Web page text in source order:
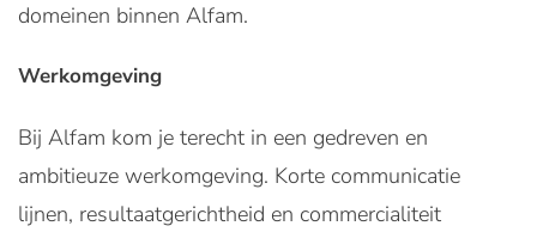
domeinen binnen Alfam.
Werkomgeving
Bij Alfam kom je terecht in een gedreven en
ambitieuze werkomgeving. Korte communicatie
lijnen, resultaatgerichtheid en commercialiteit